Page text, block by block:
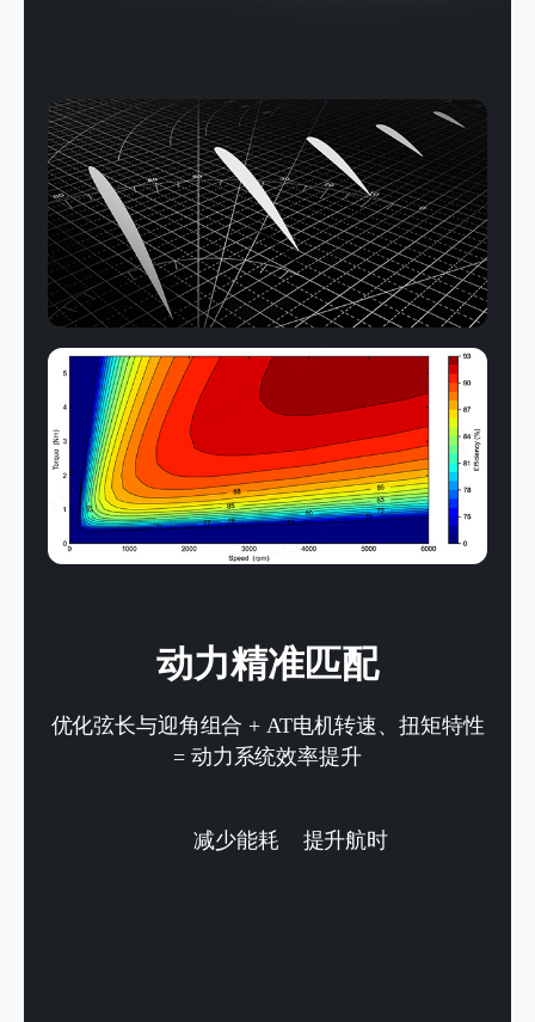
动力精准匹配
优化弦长与迎角组合 + AT电机转速、扭矩特性
= 动力系统效率提升
减少能耗 提升航时